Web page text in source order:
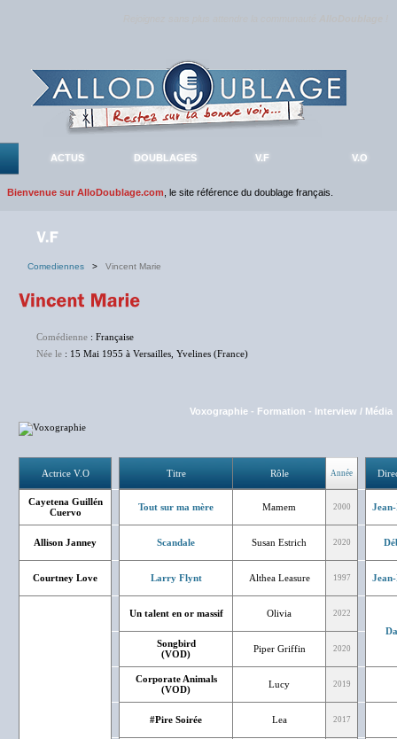
ACTUS DOUBLAGES V.F V.O
Bienvenue sur AlloDoublage.com , le site référence du doublage français.
Comediennes > Vincent Marie
Comédienne : Française
Née le : 15 Mai 1955 à Versailles, Yvelines (France)
Voxographie - Formation - Interview / Média
Actrice V.O Titre Rôle Année
Cayetena Guillén
Cuervo
Tout sur ma mère Mamem 2000
Allison Janney Scandale Susan Estrich 2020
Courtney Love Larry Flynt Althea Leasure 1997
Un talent en or massif Olivia 2022
Songbird
(VOD)
Piper Griffin 2020
Corporate Animals
(VOD)
Lucy 2019
#Pire Soirée Lea 2017